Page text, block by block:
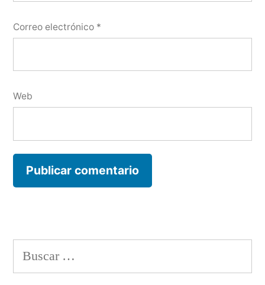
Correo electrónico *
Web
Buscar: